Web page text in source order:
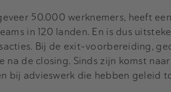
50.000 werknemers, heeft
in 120 landen. En is dus
Bij de exit-voorbereiding,
de closing. Sinds zijn komst
bij advieswerk die hebben geleid